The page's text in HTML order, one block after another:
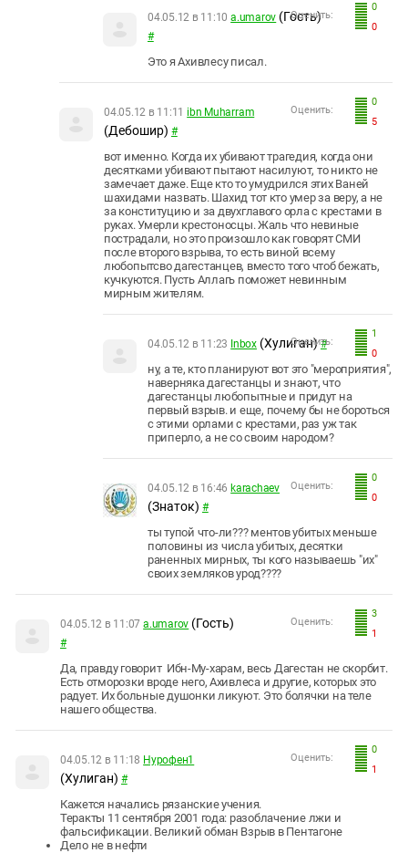
0
0
Оценить:
04.05.12 в 11:10 a.umarov (Гость)
#
Это я Ахивлесу писал.
0
5
Оценить:
04.05.12 в 11:11 ibn Muharram
(Дебошир) #
вот именно. Когда их убивают трагедия, когда они
десятками убивают пытают насилуют, то никто не
замечает даже. Еще кто то умудрился этих Ваней
шахидами назвать. Шахид тот кто умер за веру, а не
за конституцию и за двухглавого орла с крестами в
руках. Умерли крестоносцы. Жаль что невиные
пострадали, но это произошло как говорят СМИ
после второго взрыва, то есть виной всему
любопытсво дагестанцев, вместо того чтоб бежать,
кучкуются. Пусть Аллагь поможет невинным
мирным жителям.
1
0
Оценить:
04.05.12 в 11:23 Inbox (Хулиган) #
ну, а те, кто планируют вот это "мероприятия",
наверняка дагестанцы и знают, что
дагестанцы любопытные и придут на
первый взрыв. и еще, почему бы не бороться
с этими орлами с крестами, раз уж так
приперло, а не со своим народом?
0
0
Оценить:
04.05.12 в 16:46 karachaev
(Знаток) #
ты тупой что-ли??? ментов убитых меньше
половины из числа убитых, десятки
раненных мирных, ты кого называешь "их"
своих земляков урод????
3
1
Оценить:
04.05.12 в 11:07 a.umarov (Гость)
#
Да, правду говорит Ибн-Му-харам, весь Дагестан не скорбит.
Есть отморозки вроде него, Ахивлеса и другие, которых это
радует. Их больные душонки ликуют. Это болячки на теле
нашего общества.
0
1
Оценить:
04.05.12 в 11:18 Нурофен1
(Хулиган) #
Кажется начались рязанские учения.
Теракты 11 сентября 2001 года: разоблачение лжи и
фальсификации. Великий обман Взрыв в Пентагоне
Дело не в нефти